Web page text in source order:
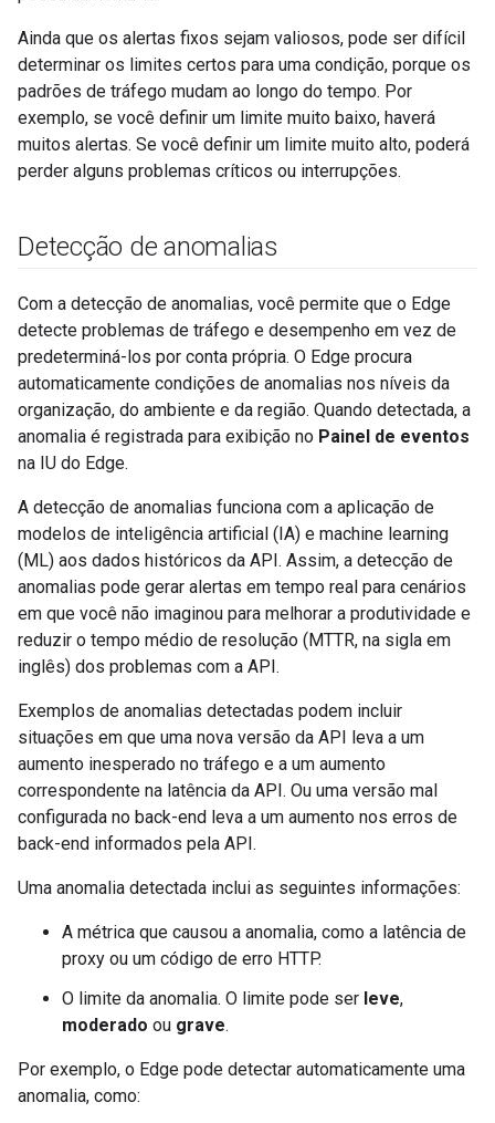
Ainda que os alertas fixos sejam valiosos, pode ser difícil
determinar os limites certos para uma condição, porque os
padrões de tráfego mudam ao longo do tempo. Por
exemplo, se você definir um limite muito baixo, haverá
muitos alertas. Se você definir um limite muito alto, poderá
perder alguns problemas críticos ou interrupções.
Detecção de anomalias
Com a detecção de anomalias, você permite que o Edge
detecte problemas de tráfego e desempenho em vez de
predeterminá-los por conta própria. O Edge procura
automaticamente condições de anomalias nos níveis da
organização, do ambiente e da região. Quando detectada, a
anomalia é registrada para exibição no Painel de eventos
na IU do Edge.
A detecção de anomalias funciona com a aplicação de
modelos de inteligência artificial (IA) e machine learning
(ML) aos dados históricos da API. Assim, a detecção de
anomalias pode gerar alertas em tempo real para cenários
em que você não imaginou para melhorar a produtividade e
reduzir o tempo médio de resolução (MTTR, na sigla em
inglês) dos problemas com a API.
Exemplos de anomalias detectadas podem incluir
situações em que uma nova versão da API leva a um
aumento inesperado no tráfego e a um aumento
correspondente na latência da API. Ou uma versão mal
configurada no back-end leva a um aumento nos erros de
back-end informados pela API.
Uma anomalia detectada inclui as seguintes informações:
A métrica que causou a anomalia, como a latência de
proxy ou um código de erro HTTP.
O limite da anomalia. O limite pode ser leve,
moderado ou grave.
Por exemplo, o Edge pode detectar automaticamente uma
anomalia, como: